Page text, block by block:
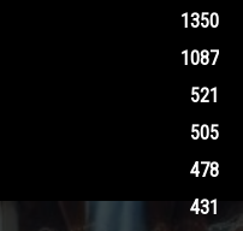
1350
1087
521
505
478
431